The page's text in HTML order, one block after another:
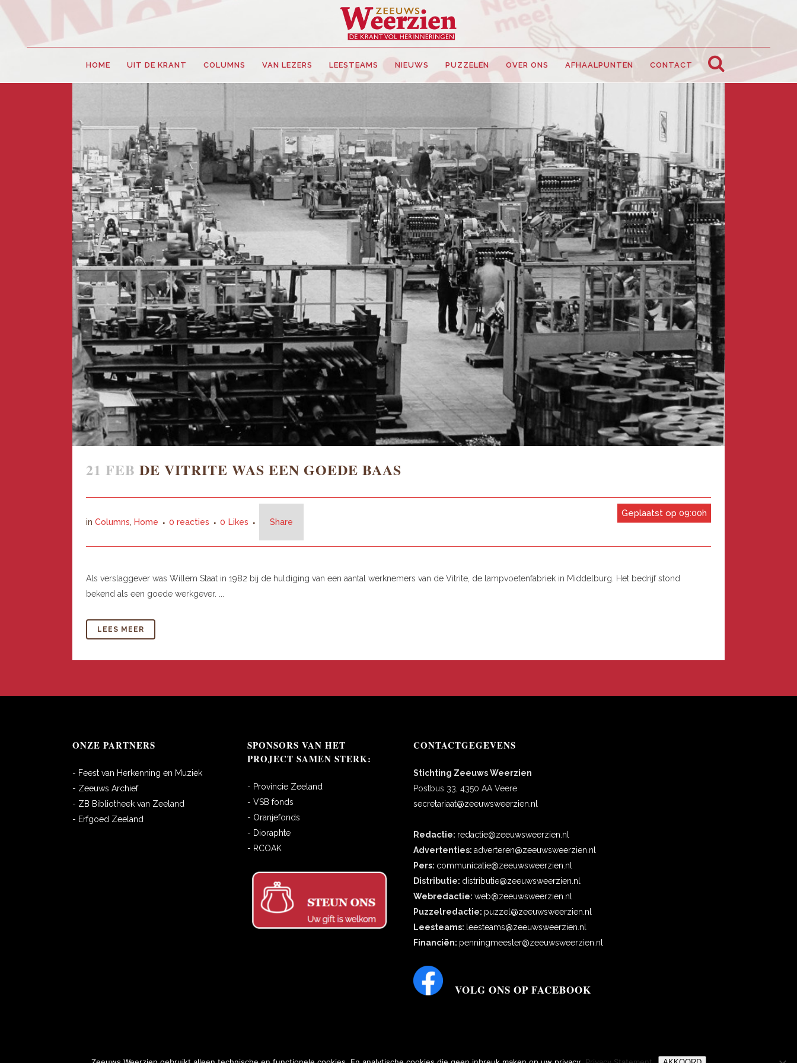
HOME UIT DE KRANT COLUMNS VAN LEZERS LEESTEAMS NIEUWS PUZZELEN OVER ONS AFHAALPUNTEN CONTACT
21 FEB DE VITRITE WAS EEN GOEDE BAAS
Geplaatst op 09:00h
in Columns, Home 0 reacties 0 Likes Share
Als verslaggever was Willem Staat in 1982 bij de huldiging van een aantal werknemers van de Vitrite, de lampvoetenfabriek in Middelburg. Het bedrijf stond
bekend als een goede werkgever. ...
LEES MEER
ONZE PARTNERS
- Feest van Herkenning en Muziek
- Zeeuws Archief
- ZB Bibliotheek van Zeeland
- Erfgoed Zeeland
SPONSORS VAN HET
PROJECT SAMEN STERK:
- Provincie Zeeland
- VSB fonds
- Oranjefonds
- Dioraphte
- RCOAK
CONTACTGEGEVENS
Stichting Zeeuws Weerzien
Postbus 33, 4350 AA Veere
secretariaat@zeeuwsweerzien.nl
Redactie: redactie@zeeuwsweerzien.nl
Advertenties: adverteren@zeeuwsweerzien.nl
Pers: communicatie@zeeuwsweerzien.nl
Distributie: distributie@zeeuwsweerzien.nl
Webredactie: web@zeeuwsweerzien.nl
Puzzelredactie: puzzel@zeeuwsweerzien.nl
Leesteams: leesteams@zeeuwsweerzien.nl
Financiën: penningmeester@zeeuwsweerzien.nl
VOLG ONS OP FACEBOOK